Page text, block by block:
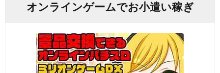
オンラインゲームでお小遣い稼ぎ